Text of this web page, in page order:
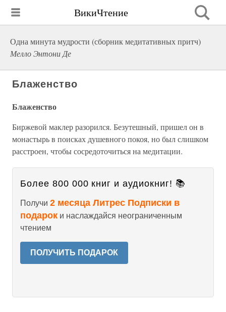
ВикиЧтение
Одна минута мудрости (сборник медитативных притч)
Мелло Энтони Де
Блаженство
Блаженство
Биржевой маклер разорился. Безутешный, пришел он в
монастырь в поисках душевного покоя, но был слишком
расстроен, чтобы сосредоточиться на медитации.
Более 800 000 книг и аудиокниг! 📚
Получи 2 месяца Литрес Подписки в
подарок и наслаждайся неограниченным
чтением
ПОЛУЧИТЬ ПОДАРОК